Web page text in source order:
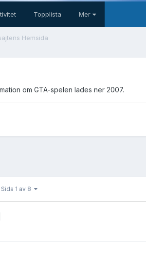
Topplista Mer
Hemsida
om GTA-spelen lades ner 2007.
Sida 1 av 8